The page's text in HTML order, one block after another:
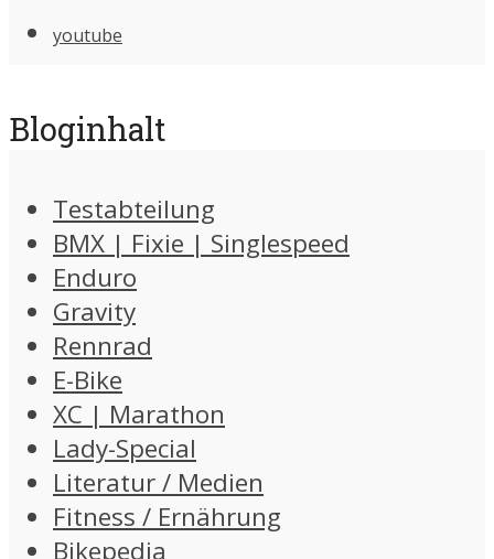
youtube
Bloginhalt
Testabteilung
BMX | Fixie | Singlespeed
Enduro
Gravity
Rennrad
E-Bike
XC | Marathon
Lady-Special
Literatur / Medien
Fitness / Ernährung
Bikepedia